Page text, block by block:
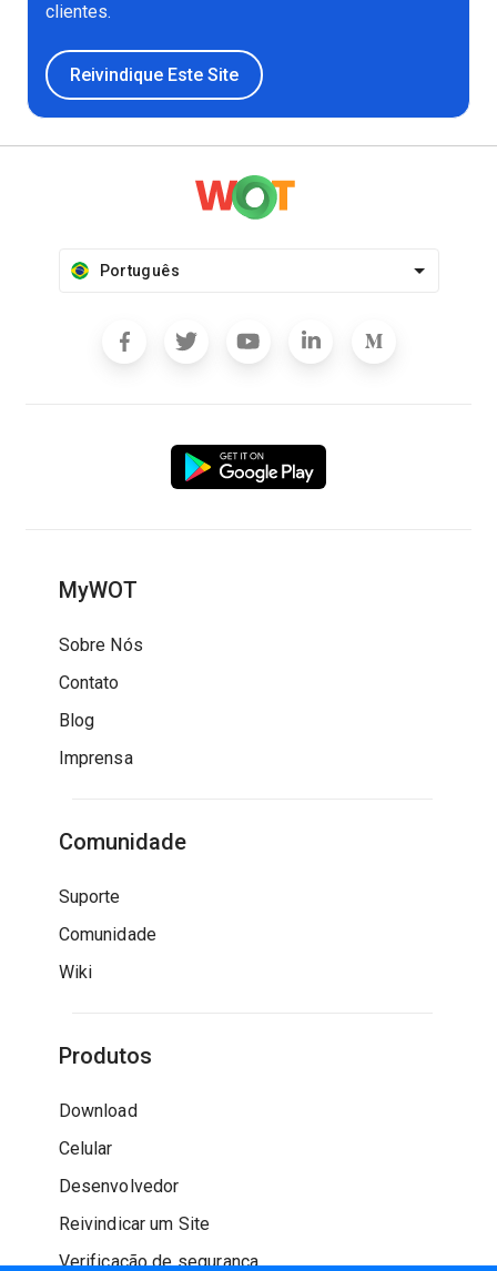
clientes.
Reivindique Este Site
Português
MyWOT
Sobre Nós
Contato
Blog
Imprensa
Comunidade
Suporte
Comunidade
Wiki
Produtos
Download
Celular
Desenvolvedor
Reivindicar um Site
Verificação de segurança